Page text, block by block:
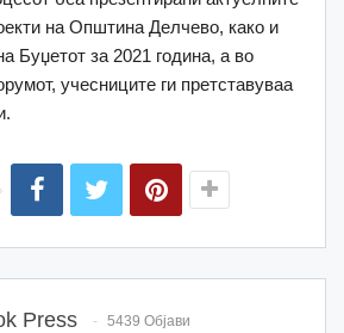
на Општина Делчево, како и
Буџетот за 2021 година, а во
учесниците ги претставуваа
Press 5439 Објави